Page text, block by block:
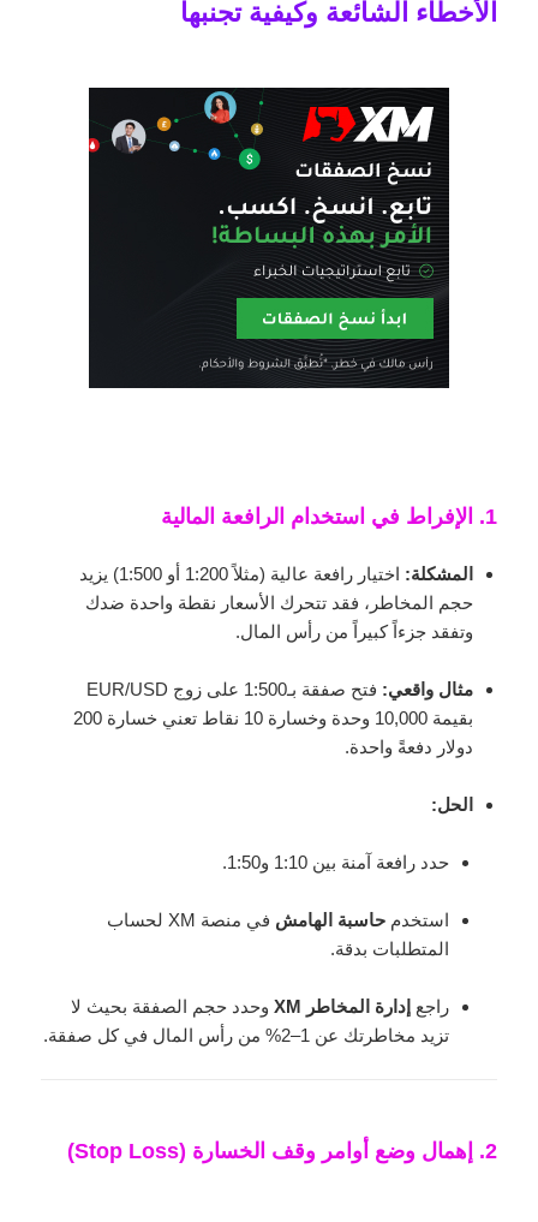
الأخطاء الشائعة وكيفية تجنبها
1. الإفراط في استخدام الرافعة المالية
المشكلة:
اختيار رافعة عالية (مثلاً 1:200 أو 1:500) يزيد
حجم المخاطر، فقد تتحرك الأسعار نقطة واحدة ضدك
وتفقد جزءاً كبيراً من رأس المال.
مثال واقعي:
فتح صفقة بـ1:500 على زوج EUR/USD
بقيمة 10,000 وحدة وخسارة 10 نقاط تعني خسارة 200
دولار دفعةً واحدة.
الحل:
حدد رافعة آمنة بين 1:10 و1:50.
استخدمحاسبة الهامش
في منصة XM لحساب
المتطلبات بدقة.
راجع إدارة المخاطر XM
وحدد حجم الصفقة بحيث لا
تزيد مخاطرتك عن 1–2% من رأس المال في كل صفقة.
2. إهمال وضع أوامر وقف الخسارة (Stop Loss)